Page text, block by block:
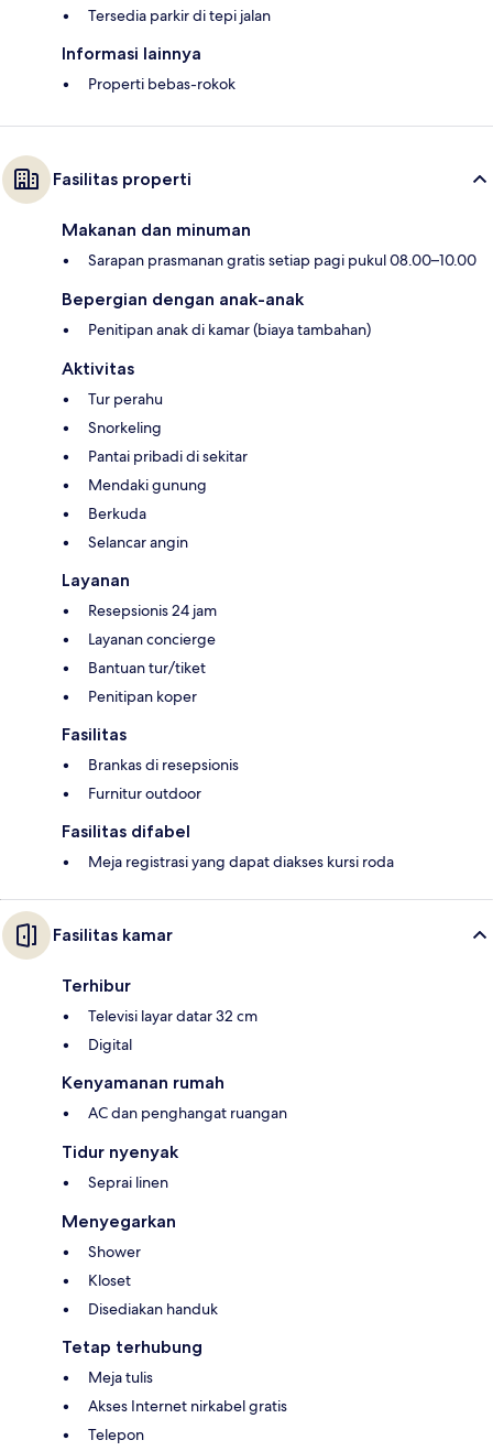
Tersedia parkir di tepi jalan
Informasi lainnya
Properti bebas-rokok
Fasilitas properti
Makanan dan minuman
Sarapan prasmanan gratis setiap pagi pukul 08.00–10.00
Bepergian dengan anak-anak
Penitipan anak di kamar (biaya tambahan)
Aktivitas
Tur perahu
Snorkeling
Pantai pribadi di sekitar
Mendaki gunung
Berkuda
Selancar angin
Layanan
Resepsionis 24 jam
Layanan concierge
Bantuan tur/tiket
Penitipan koper
Fasilitas
Brankas di resepsionis
Furnitur outdoor
Fasilitas difabel
Meja registrasi yang dapat diakses kursi roda
Fasilitas kamar
Terhibur
Televisi layar datar 32 cm
Digital
Kenyamanan rumah
AC dan penghangat ruangan
Tidur nyenyak
Seprai linen
Menyegarkan
Shower
Kloset
Disediakan handuk
Tetap terhubung
Meja tulis
Akses Internet nirkabel gratis
Telepon